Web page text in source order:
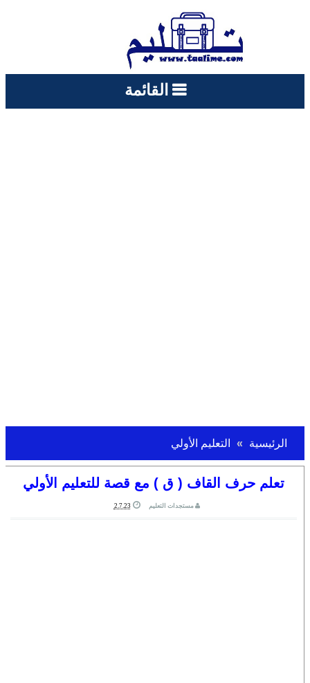
القائمة
الرئيسية التعليم الأولي
تعلم حرف القاف ( ق ) مع قصة للتعليم الأولي
مستجدات التعليم 2.7.23